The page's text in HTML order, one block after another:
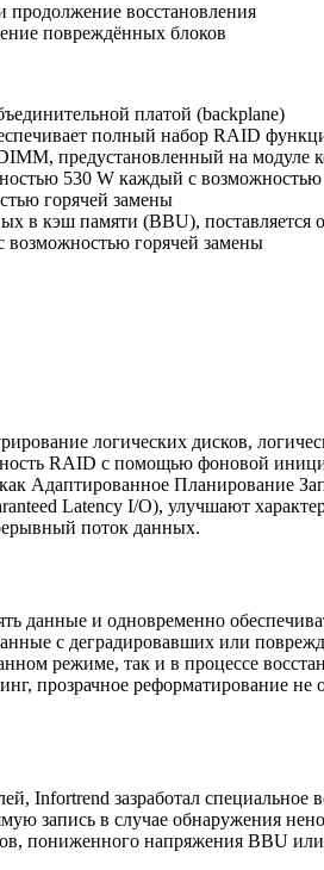
продолжение восстановления
повреждённых блоков
платой (backplane)
полный набор RAID
предустановленный на модуле
530 W каждый с возможностью
горячей замены
в кэш памяти (BBU), поставляется
возможностью горячей замены
логических дисков,
RAID с помощью фоновой
Адаптированное Планирование
Latency I/O), улучшают
поток данных.
данные и одновременно
с деградировавших или
режиме, так и в процессе
прозрачное реформатирование
Infortrend зазработал специальное
запись в случае обнаружения
пониженного напряжения BBU или